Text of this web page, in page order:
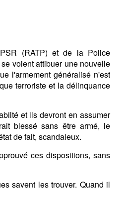
(RATP) et de la Police
voient attibuer une nouvelle
l'armement généralisé n'est
terroriste et la délinquance
et ils devront en assumer
blessé sans être armé, le
de fait, scandaleux.
ces dispositions, sans
savent les trouver. Quand il